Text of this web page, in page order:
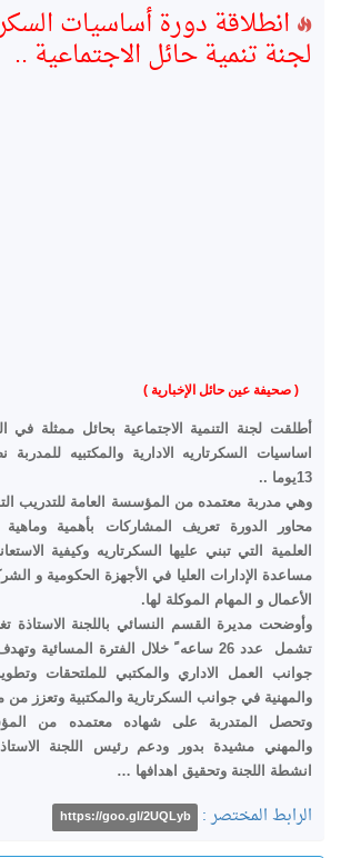
انطلاقة دورة أساسيات
لجنة تنمية حائل الاجتماعية ..
( صحيفة عين حائل الإخبارية )
أطلقت لجنة التنمية الاجتماعية بحائل ممثلة في
اساسيات السكرتاريه الادارية والمكتبيه للمدربة
13يوما ..
وهي مدربة معتمده من المؤسسة العامة للتدريب
محاور الدورة تعريف المشاركات بأهمية
العلمية التي تبني عليها السكرتاريه وكيفية
مساعدة الإدارات العليا في الأجهزة الحكومية و
الأعمال و المهام الموكلة لها.
وأوضحت مديرة القسم النسائي باللجنة الاستاذة
تشمل عدد 26 ساعه ً خلال الفترة
جوانب العمل الاداري والمكتبي للملتحقات
والمهنية في جوانب السكرتارية والمكتبية وتعزز من
وتحصل المتدربة على شهاده معتمده من
والمهني مشيدة بدور ودعم رئيس اللجنة
انشطة اللجنة وتحقيق اهدافها …
الرابط المختصر : https://goo.gl/2UQLyb